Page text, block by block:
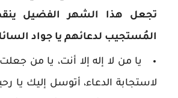
تجعل هذا الشهر الفضيل
المُستجيب لدعائهم يا جواد
يا من لا إله إلا أنت، يا من
لاستجابة الدعاء، أتوسل إليك يا